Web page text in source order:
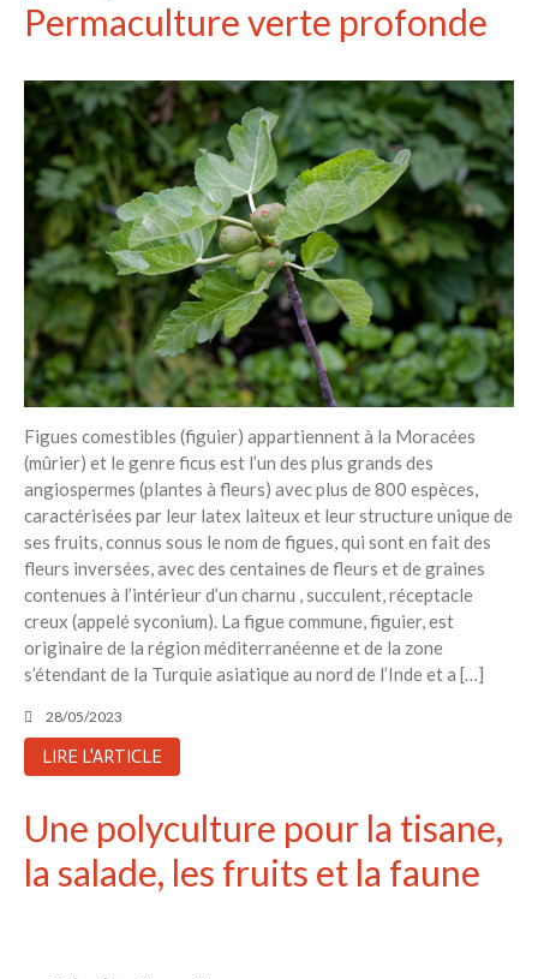
Permaculture verte profonde
Figues comestibles (figuier) appartiennent à la Moracées
(mûrier) et le genre ficus est l’un des plus grands des
angiospermes (plantes à fleurs) avec plus de 800 espèces,
caractérisées par leur latex laiteux et leur structure unique de
ses fruits, connus sous le nom de figues, qui sont en fait des
fleurs inversées, avec des centaines de fleurs et de graines
contenues à l’intérieur d’un charnu , succulent, réceptacle
creux (appelé syconium). La figue commune, figuier, est
originaire de la région méditerranéenne et de la zone
s’étendant de la Turquie asiatique au nord de l’Inde et a […]
28/05/2023
LIRE L'ARTICLE
Une polyculture pour la tisane,
la salade, les fruits et la faune